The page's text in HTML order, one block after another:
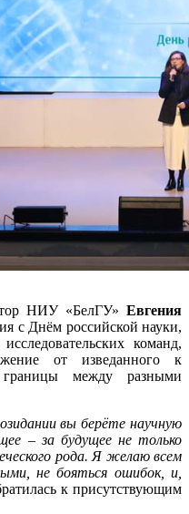
НИУ «БелГУ» Евгения
с Днём российской науки,
команд,
от изведанного к
между разными
вы берёте научную
– за будущее не только
рода. Я желаю всем
не бояться ошибок, и,
к присутствующим